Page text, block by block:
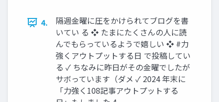
4.
隔週金曜に圧をかけられてブログを書
いてい る ❖ たまにたくさんの人に読
んでもらっているようで嬉しい ❖ #力
強くアウトプットする日 で投稿してい
る ✓ ちなみに昨日がその金曜でしたが
サボっています（ダメ ✓ 2024 年末に
「力強く108記事アウトプットする